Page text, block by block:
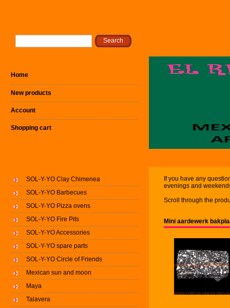
Home
New products
Account
Shopping cart
SOL-Y-YO Clay Chimenea
SOL-Y-YO Barbecues
SOL-Y-YO Pizza ovens
SOL-Y-YO Fire Pits
SOL-Y-YO Accessories
SOL-Y-YO spare parts
SOL-Y-YO Circle of Friends
Mexican sun and moon
Maya
Talavera
If you have any
evenings and
Scroll through the
Mini aardewerk